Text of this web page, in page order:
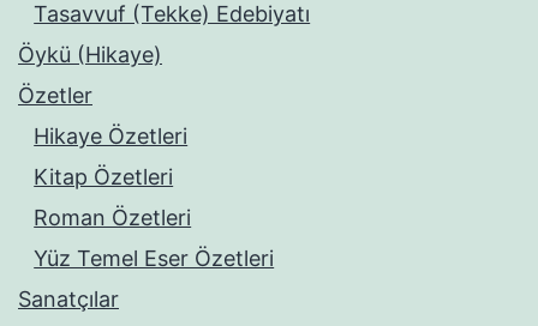
Tasavvuf (Tekke) Edebiyatı
Öykü (Hikaye)
Özetler
Hikaye Özetleri
Kitap Özetleri
Roman Özetleri
Yüz Temel Eser Özetleri
Sanatçılar